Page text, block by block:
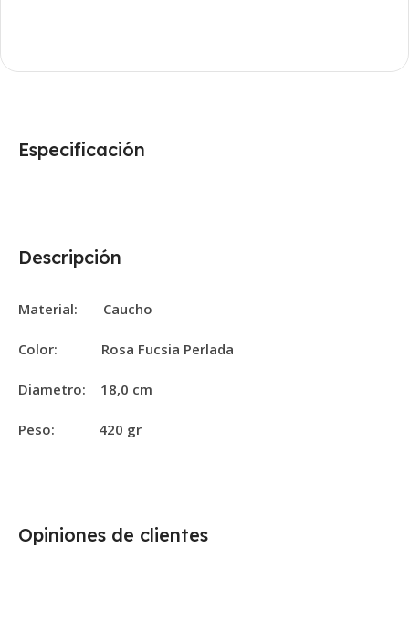
Descripción
Material: Caucho
Color: Rosa Fucsia Perlada
Diametro: 18,0 cm
Peso: 420 gr
Especificación
Opiniones de clientes